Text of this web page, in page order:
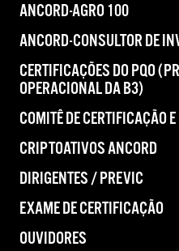
ANCORD-AGRO 100
ANCORD-CONSULTOR DE
CERTIFICAÇÕES DO PQO
OPERACIONAL DA B3)
COMITÊ DE CERTIFICAÇÃO
CRIPTOATIVOS ANCORD
DIRIGENTES / PREVIC
EXAME DE CERTIFICAÇÃO
OUVIDORES